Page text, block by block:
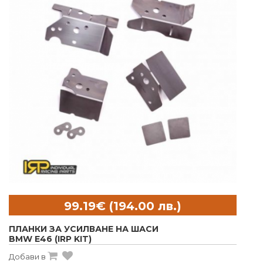
ПЛАНКИ ЗА УСИЛВАНЕ НА ШАСИ
BMW E46 (IRP KIT)
Добави в